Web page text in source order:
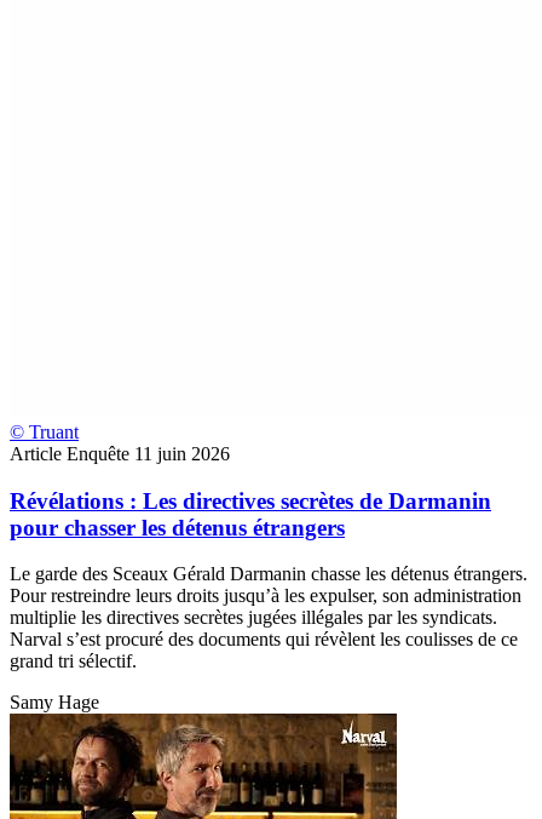
© Truant
Article Enquête 11 juin 2026
Révélations : Les directives secrètes de Darmanin
pour chasser les détenus étrangers
Le garde des Sceaux Gérald Darmanin chasse les détenus étrangers.
Pour restreindre leurs droits jusqu’à les expulser, son administration
multiplie les directives secrètes jugées illégales par les syndicats.
Narval s’est procuré des documents qui révèlent les coulisses de ce
grand tri sélectif.
Samy Hage